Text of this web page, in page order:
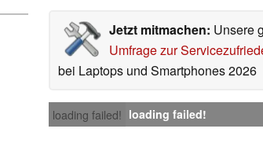
Jetzt mitmachen: Unsere
Umfrage zur
bei Laptops und Smartphones 2026
loading failed! loading failed!